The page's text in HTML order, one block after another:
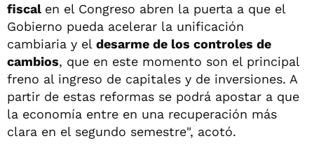
fiscal en el Congreso abren la puerta a que el
Gobierno pueda acelerar la unificación
cambiaria y el desarme de los controles de
cambios, que en este momento son el principal
freno al ingreso de capitales y de inversiones. A
partir de estas reformas se podrá apostar a que
la economía entre en una recuperación más
clara en el segundo semestre", acotó.